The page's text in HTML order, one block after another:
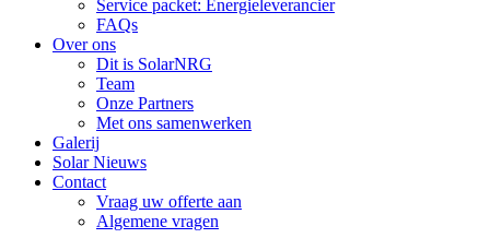
Service packet: Energieleverancier
FAQs
Over ons
Dit is SolarNRG
Team
Onze Partners
Met ons samenwerken
Galerij
Solar Nieuws
Contact
Vraag uw offerte aan
Algemene vragen